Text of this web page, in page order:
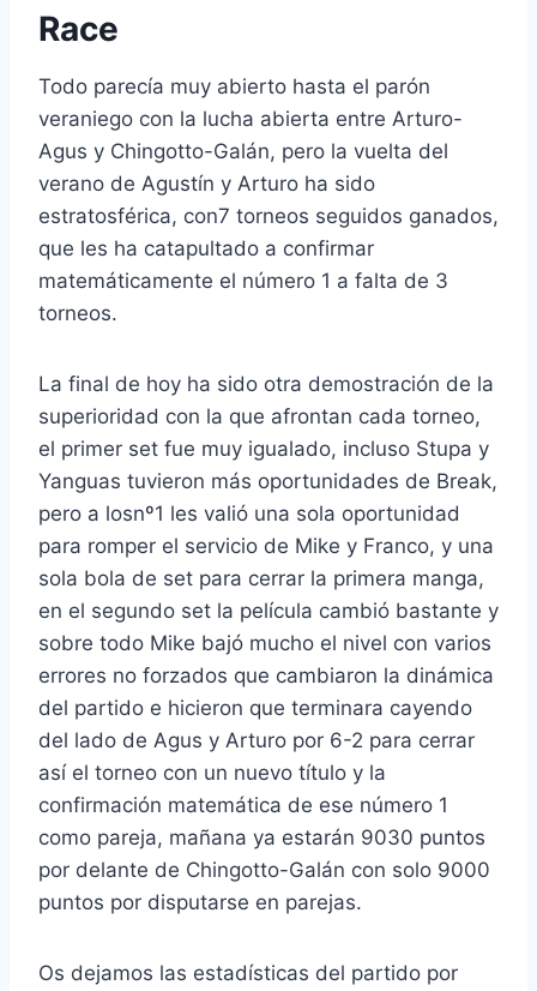
Race
Todo parecía muy abierto hasta el parón
veraniego con la lucha abierta entre Arturo-
Agus y Chingotto-Galán, pero la vuelta del
verano de Agustín y Arturo ha sido
estratosférica, con7 torneos seguidos ganados,
que les ha catapultado a confirmar
matemáticamente el número 1 a falta de 3
torneos.
La final de hoy ha sido otra demostración de la
superioridad con la que afrontan cada torneo,
el primer set fue muy igualado, incluso Stupa y
Yanguas tuvieron más oportunidades de Break,
pero a losnº1 les valió una sola oportunidad
para romper el servicio de Mike y Franco, y una
sola bola de set para cerrar la primera manga,
en el segundo set la película cambió bastante y
sobre todo Mike bajó mucho el nivel con varios
errores no forzados que cambiaron la dinámica
del partido e hicieron que terminara cayendo
del lado de Agus y Arturo por 6-2 para cerrar
así el torneo con un nuevo título y la
confirmación matemática de ese número 1
como pareja, mañana ya estarán 9030 puntos
por delante de Chingotto-Galán con solo 9000
puntos por disputarse en parejas.
Os dejamos las estadísticas del partido por